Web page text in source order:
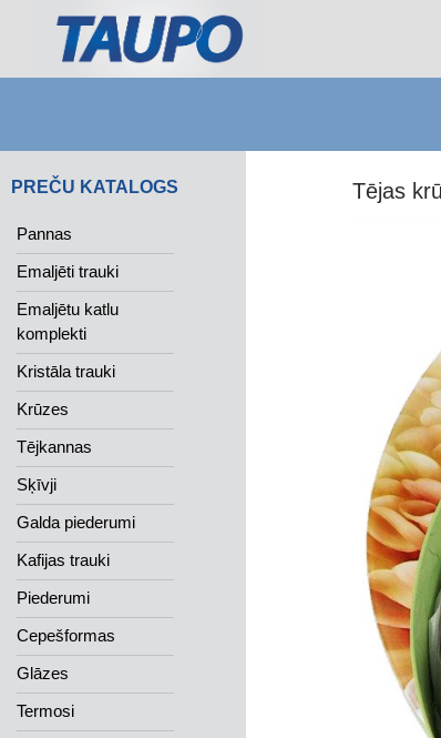
Tējas
PREČU KATALOGS
Pannas
Emaljēti trauki
Emaljētu katlu
komplekti
Kristāla trauki
Krūzes
Tējkannas
Sķīvji
Galda piederumi
Kafijas trauki
Piederumi
Cepešformas
Glāzes
Termosi